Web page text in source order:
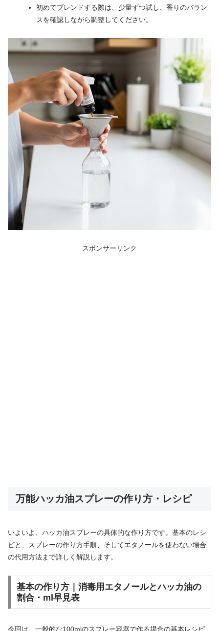
初めてブレンドする際は、少量ずつ試し、香りのバラン
スを確認しながら調整してください。
スポンサーリンク
万能ハッカ油スプレーの作り方・レシピ
いよいよ、ハッカ油スプレーの具体的な作り方です。基本のレシ
ピと、スプレーの作り方手順、そしてエタノールを使わない場合
の代用方法まで詳しく解説します。
基本の作り方｜消毒用エタノールとハッカ油の
割合・ml早見表
今回は、一般的な100mlのスプレー容器で作る場合の基本レシピ